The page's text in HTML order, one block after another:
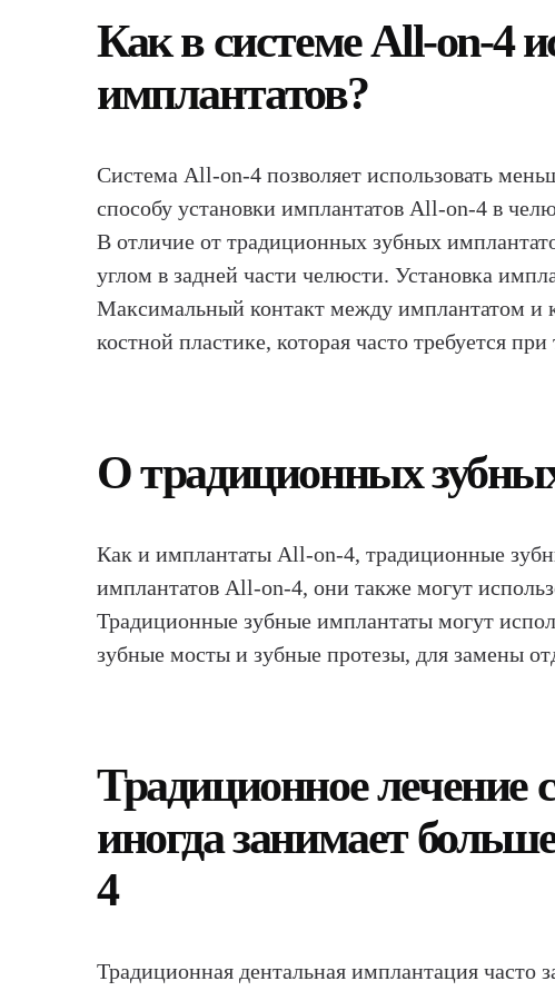
Как в системе All-on-4
имплантатов?
Система All-on-4 позволяет использовать
способу установки имплантатов All-on-4 в
В отличие от традиционных зубных
углом в задней части челюсти. Установка
Максимальный контакт между имплантатом и
костной пластике, которая часто требуется
О традиционных
Как и имплантаты All-on-4, традиционные
имплантатов All-on-4, они также могут
Традиционные зубные имплантаты могут
зубные мосты и зубные протезы, для замены
Традиционное лечение
иногда занимает
4
Традиционная дентальная имплантация